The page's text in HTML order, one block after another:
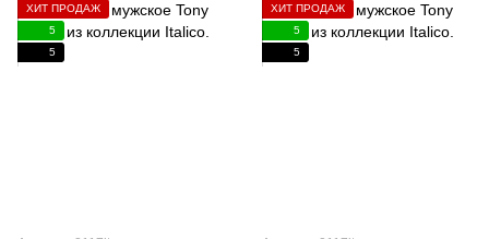
ХИТ ПРОДАЖ
5
5
ХИТ ПРОДАЖ
5
5